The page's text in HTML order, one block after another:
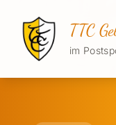
TTC
im